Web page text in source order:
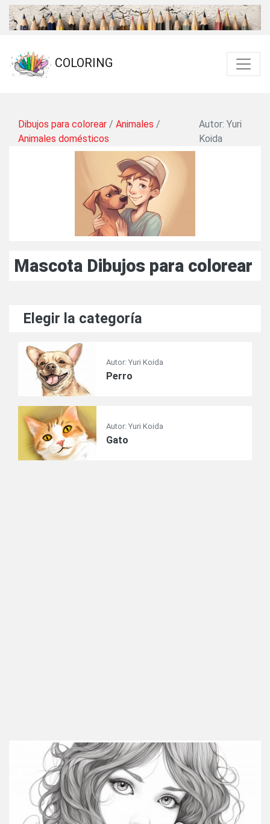
COLORING
Dibujos para colorear / Animales /
Animales domésticos
Autor: Yuri
Koida
Mascota Dibujos para colorear
Elegir la categoría
Autor: Yuri Koida
Perro
Autor: Yuri Koida
Gato